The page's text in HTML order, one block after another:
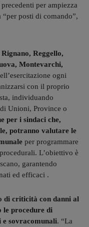
per ampiezza
posti di comando”,
Rignano, Reggello,
Montevarchi,
ogni
con il proprio
individuando
Unioni, Province o
per i sindaci che,
potranno valutare le
per programmare
L’obiettivo è
garantendo
ed efficaci .
di criticità con danni al
procedure di
e sovracomunali. “La